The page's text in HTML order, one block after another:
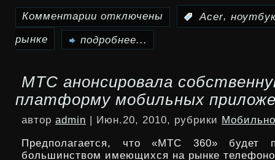
Комментарии
записи
обгоняет
HP
на
рынке
отключены :Acer,
рынке
подробнее...
МТС анонсировала
платформу мобильных
автор admin | Июн.20, 2010, рубрики
Предполагается, что «МТС 360» будет
большинством имеющихся на рынке